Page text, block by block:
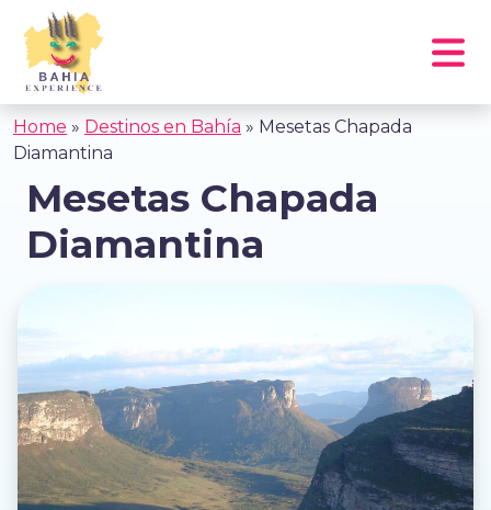
Home » Destinos en Bahía » Mesetas Chapada
Diamantina
Mesetas Chapada
Diamantina